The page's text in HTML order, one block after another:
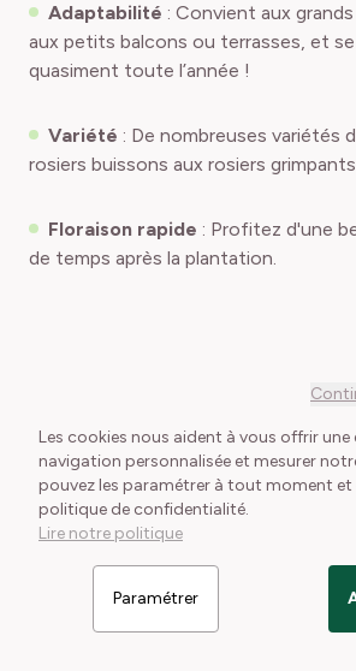
Les cookies nous aident à vous offrir une
navigation personnalisée et mesurer
pouvez les paramétrer à tout moment
politique de confidentialité.
Lire notre politique
ParamétrerFiltrer les
Adaptabilité : Convient aux
aux petits balcons ou terrasses, et
quasiment toute l’année !
Variété : De nombreuses variétés
rosiers buissons aux rosiers
Floraison rapide : Profitez d'une
de temps après la plantation.
Quel rosier en pot
espace ?
Il est essentiel de choisir le bon type
votre espace. Pour vous aider,
sur le choix des rosiers